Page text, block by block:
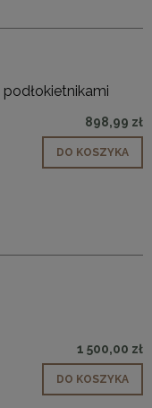
898,99 zł
DO KOSZYKA
1 500,00 zł
DO KOSZYKA